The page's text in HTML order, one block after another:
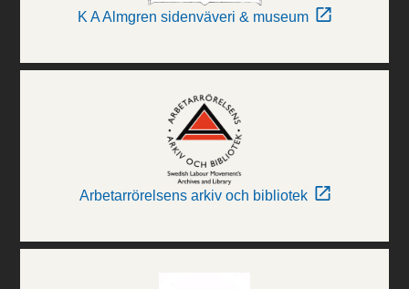
K A Almgren sidenväveri & museum
Arbetarrörelsens arkiv och bibliotek